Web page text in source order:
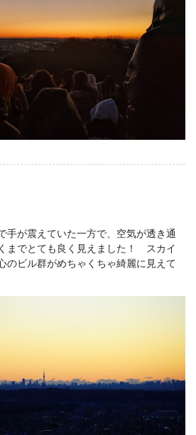
手が震えていた一方で、空気が透き通
までとても良く見えました！ スカイ
のビル群がめちゃくちゃ綺麗に見えて